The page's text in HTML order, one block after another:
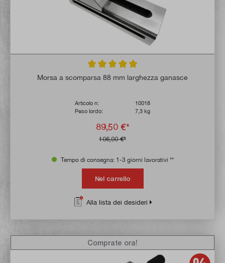
Valutazione media di 4.8 su 5 stelle
Morsa a scomparsa 88 mm larghezza ganasce
Articolo n:
10018
Peso lordo:
7,3 kg
89,50 €*
106,00 €*
Tempo di consegna: 1-3 giorni lavorativi **
Nel carrello
Alla lista dei desideri
Comprate ora!